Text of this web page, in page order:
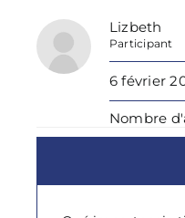
Lizbeth
Participant
6 février
Nombre